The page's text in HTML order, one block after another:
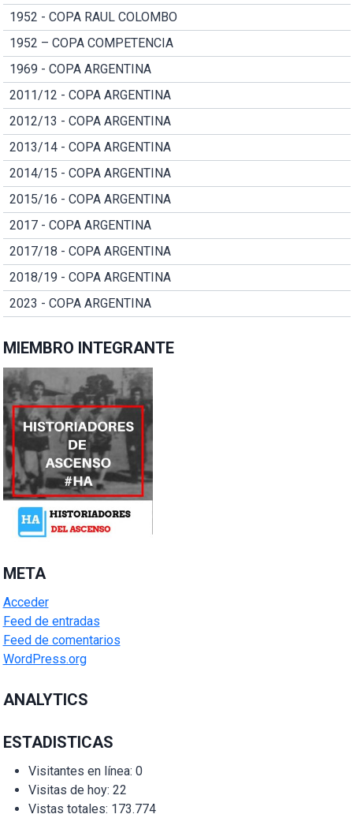
1952 - COPA RAUL COLOMBO
1952 – COPA COMPETENCIA
1969 - COPA ARGENTINA
2011/12 - COPA ARGENTINA
2012/13 - COPA ARGENTINA
2013/14 - COPA ARGENTINA
2014/15 - COPA ARGENTINA
2015/16 - COPA ARGENTINA
2017 - COPA ARGENTINA
2017/18 - COPA ARGENTINA
2018/19 - COPA ARGENTINA
2023 - COPA ARGENTINA
MIEMBRO INTEGRANTE
META
Acceder
Feed de entradas
Feed de comentarios
WordPress.org
ANALYTICS
ESTADISTICAS
Visitantes en línea: 0
Visitas de hoy: 22
Vistas totales: 173.774